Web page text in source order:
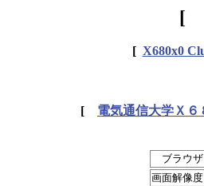
[
[ X680x0
[ 電気通信大学Ｘ
ブラウ
画面解像